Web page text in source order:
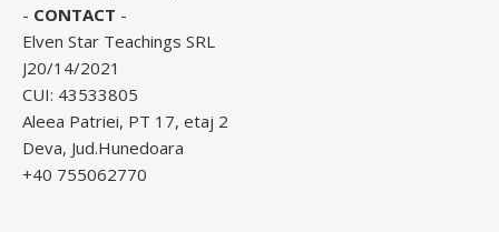
- CONTACT -
Elven Star Teachings SRL
J20/14/2021
CUI: 43533805
Aleea Patriei, PT 17, etaj 2
Deva, Jud.Hunedoara
+40 755062770